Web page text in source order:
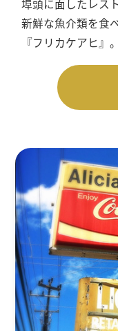
埠頭に面したレス
新鮮な魚介類を食
『フリカケアヒ』。